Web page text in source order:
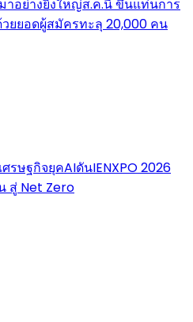
าอย่างยิ่งใหญ่ส.ค.นี้ ขึ้นแท่นการ
ยยอดผู้สมัครทะลุ 20,000 คน
รษฐกิจยุคAIดันIENXPO 2026
สู่ Net Zero